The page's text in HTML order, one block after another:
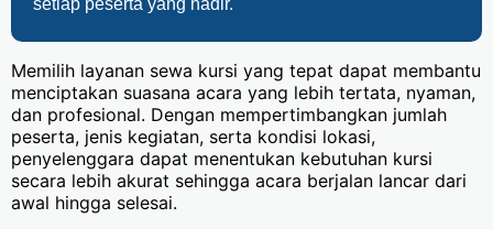
Memilih layanan sewa kursi yang tepat dapat membantu
menciptakan suasana acara yang lebih tertata, nyaman,
dan profesional. Dengan mempertimbangkan jumlah
peserta, jenis kegiatan, serta kondisi lokasi,
penyelenggara dapat menentukan kebutuhan kursi
secara lebih akurat sehingga acara berjalan lancar dari
awal hingga selesai.